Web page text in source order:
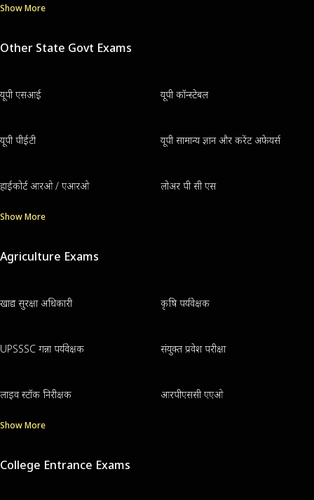
Show More
Other State Govt Exams
यूपी एसआई यूपी कॉन्स्टेबल
यूपी पीईटी यूपी सामान्य ज्ञान और करेंट अफेयर्स
हाईकोर्ट आरओ / एआरओ लोअर पी सी एस
Show More
Agriculture Exams
खाद्य सुरक्षा अधिकारी कृषि पर्यवेक्षक
UPSSSC गन्ना पर्यवेक्षक संयुक्त प्रवेश परीक्षा
लाइव स्टॉक निरीक्षक आरपीएससी एएओ
Show More
College Entrance Exams